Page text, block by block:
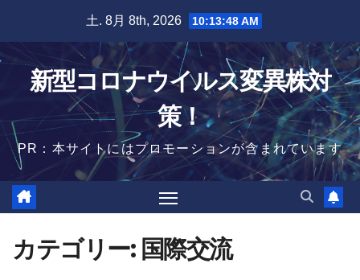
content
土. 8月 8th, 2026 10:13:49 AM
新型コロナウイルス変異株対
策！
PR：本サイトにはプロモーションが含まれています
カテゴリー: 国際交流